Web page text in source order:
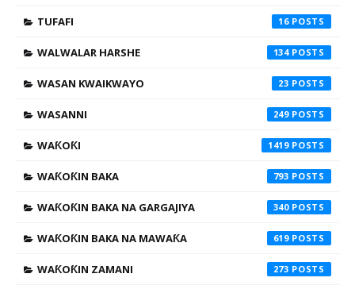
TUFAFI 16
WALWALAR HARSHE 134
WASAN KWAIKWAYO 23
WASANNI 249
WAƘOƘI 1419
WAƘOƘIN BAKA 793
WAƘOƘIN BAKA NA GARGAJIYA 340
WAƘOƘIN BAKA NA MAWAƘA 619
WAƘOƘIN ZAMANI 273